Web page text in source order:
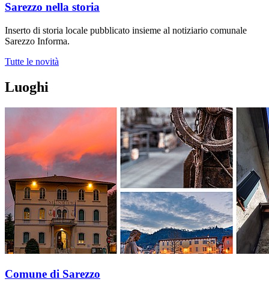
Sarezzo nella storia
Inserto di storia locale pubblicato insieme al notiziario comunale
Sarezzo Informa.
Tutte le novità
Luoghi
Comune di Sarezzo